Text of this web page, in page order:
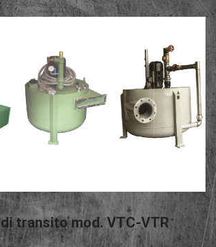
LEGGI TUTTO
transito mod. VTC-VTR